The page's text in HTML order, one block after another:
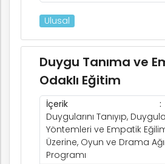
Ulusal
Duygu Tanıma ve
Odaklı Eğitim
İçerik
Duygularını Tanıyıp,
Yöntemleri ve Empatik
Üzerine, Oyun ve Drama
Programı